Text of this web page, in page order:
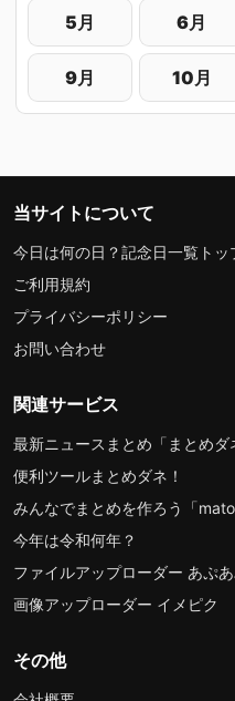
5月 6月
9月 10月
当サイトについて
今日は何の日？記念日一覧トッ
ご利用規約
プライバシーポリシー
お問い合わせ
関連サービス
最新ニュースまとめ「まとめダ
便利ツールまとめダネ！
みんなでまとめを作ろう「
今年は令和何年？
ファイルアップローダー あぷ
画像アップローダー イメピク
その他